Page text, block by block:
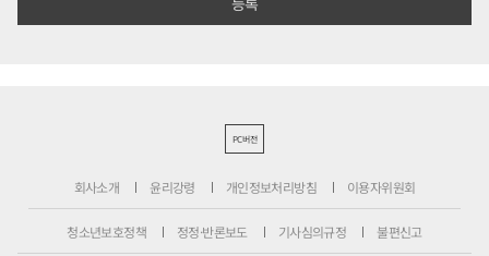
PC버전
회사소개 윤리강령 개인정보처리방침 이용자위원회
청소년보호정책 정정·반론보도 기사심의규정 불편신고